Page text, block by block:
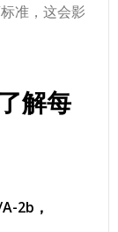
准，这会影
解每
2b，